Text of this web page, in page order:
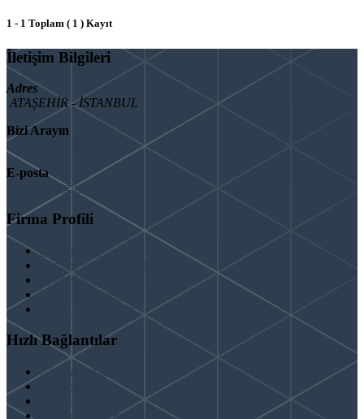
1 - 1 Toplam ( 1 ) Kayıt
İletişim Bilgileri
Adres
ATAŞEHİR - İSTANBUL
Bizi Arayın
E-posta
info@binaguclendir.com
Firma Profili
Hakkımızda
Hizmet Verdiğimiz Bölgeler
Paydaşlarımız
İş Birliği Teklifleri
Şartlar ve Koşullar
Hızlı Bağlantılar
Güçlendirme
Hizmetlerimiz
Test & Analiz & Rapor